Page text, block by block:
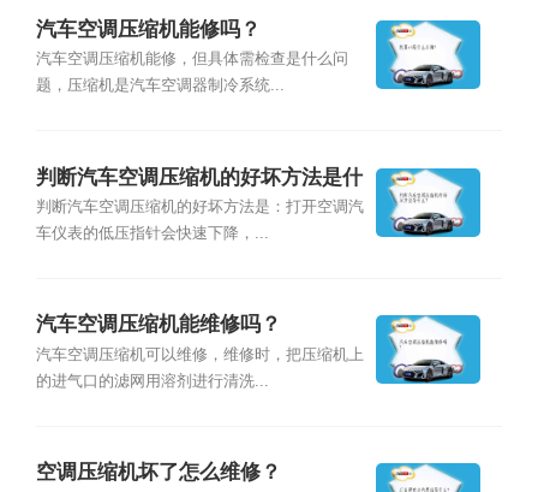
汽车空调压缩机能修吗？
汽车空调压缩机能修，但具体需检查是什么问
题，压缩机是汽车空调器制冷系统...
判断汽车空调压缩机的好坏方法是什
么？
判断汽车空调压缩机的好坏方法是：打开空调汽
车仪表的低压指针会快速下降，...
汽车空调压缩机能维修吗？
汽车空调压缩机可以维修，维修时，把压缩机上
的进气口的滤网用溶剂进行清洗...
空调压缩机坏了怎么维修？